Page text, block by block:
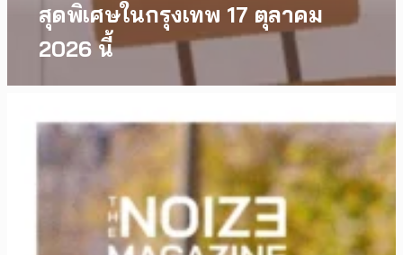
สุดพิเศษในกรุงเทพ 17 ตุลาคม
2026 นี้